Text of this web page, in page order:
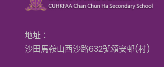
地址：
沙田馬鞍山西沙路632號頌安邨(村)